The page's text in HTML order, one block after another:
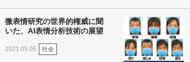
微表情研究の世界的権威に聞
いた、AI表情分析技術の展望
2021.05.05 社会